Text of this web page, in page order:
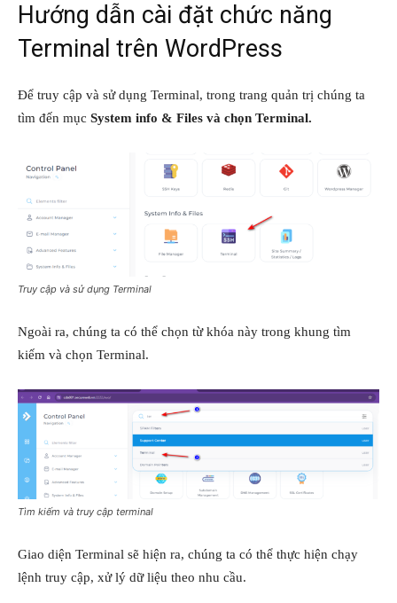
Hướng dẫn cài đặt chức năng
Terminal trên WordPress
Để truy cập và sử dụng Terminal, trong trang quản trị chúng ta
tìm đến mục System info & Files và chọn Terminal.
Truy cập và sử dụng Terminal
Ngoài ra, chúng ta có thể chọn từ khóa này trong khung tìm
kiếm và chọn Terminal.
Tìm kiếm và truy cập terminal
Giao diện Terminal sẽ hiện ra, chúng ta có thể thực hiện chạy
lệnh truy cập, xử lý dữ liệu theo nhu cầu.